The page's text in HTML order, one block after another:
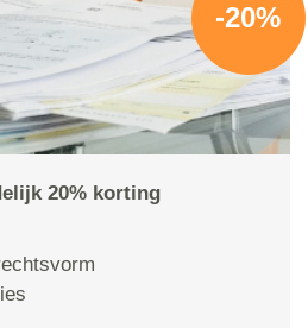
-20%
20% korting